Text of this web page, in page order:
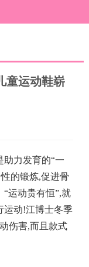
童运动鞋崭
助力发育的“一
的锻炼,促进骨
运动贵有恒”,就
运动!江博士冬季
伤害,而且款式